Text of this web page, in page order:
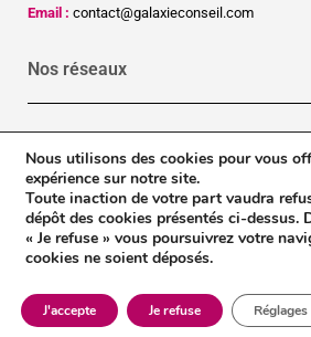
Email : contact@galaxieconseil.com
Nos réseaux
Facebook
Galaxie Conseil © 2023
Conditions générales de vente
Nous utilisons des cookies pour vous
expérience sur notre site.
Toute inaction de votre part vaudra
dépôt des cookies présentés ci-dessus.
« Je refuse » vous poursuivrez votre
cookies ne soient déposés.
J'accepte Je refuse Réglages